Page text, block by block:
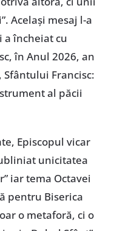
Același mesaj l-a
a încheiat cu
în Anul 2026, an
Francisc:
al păcii
Episcopul vicar
unicitatea
iar tema Octavei
pentru Biserica
o metaforă, ci o